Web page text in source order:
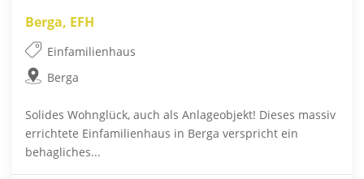
Berga, EFH
Einfamilienhaus
Berga
Solides Wohnglück, auch als Anlageobjekt! Dieses massiv
errichtete Einfamilienhaus in Berga verspricht ein
behagliches...